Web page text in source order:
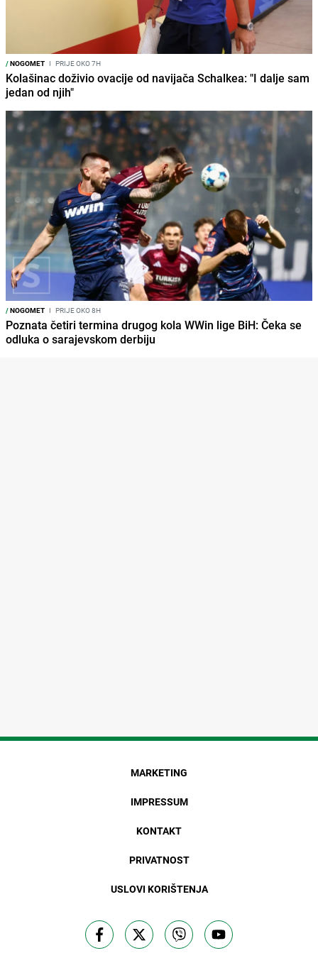
/NOGOMET I PRIJE OKO 7H
Kolašinac doživio ovacije od navijača Schalkea: "I dalje sam
jedan od njih"
/NOGOMET I PRIJE OKO 8H
Poznata četiri termina drugog kola WWin lige BiH: Čeka se
odluka o sarajevskom derbiju
MARKETING
IMPRESSUM
KONTAKT
PRIVATNOST
USLOVI KORIŠTENJA